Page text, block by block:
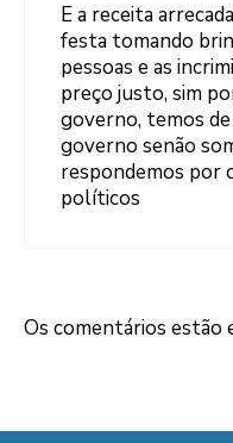
E a receita
festa tomando
pessoas e as
preço justo, sim
governo, temos
governo senão
respondemos por
políticos
Os comentários estão